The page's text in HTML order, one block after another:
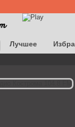
Лучшее